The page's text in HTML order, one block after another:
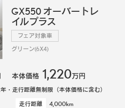
GX550 オーバートレ
イルプラス
フェア対象車
グリーン(6X4)
本体価格 1,220万円
・走行距離無制限（本体価格に含む）
走行距離 4,000km